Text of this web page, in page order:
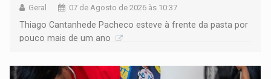
Geral 07 de Agosto de 2026 às 10:37
Thiago Cantanhede Pacheco esteve à frente da pasta por
pouco mais de um ano